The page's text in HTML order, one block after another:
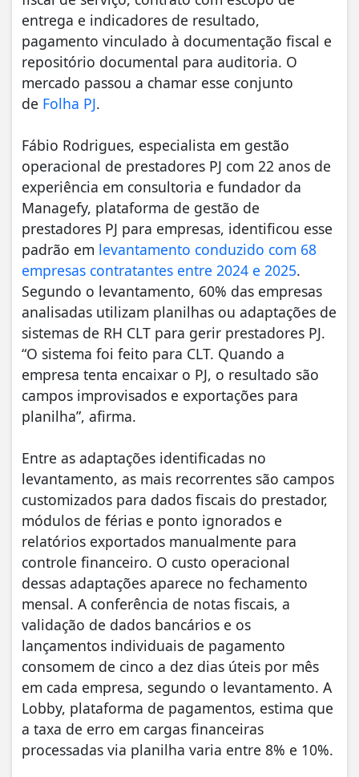
entrega e indicadores de resultado,
pagamento vinculado à documentação fiscal e
repositório documental para auditoria. O
mercado passou a chamar esse conjunto
de Folha PJ.
Fábio Rodrigues, especialista em gestão
operacional de prestadores PJ com 22 anos de
experiência em consultoria e fundador da
Managefy, plataforma de gestão de
prestadores PJ para empresas, identificou esse
padrão em levantamento conduzido com 68
empresas contratantes entre 2024 e 2025.
Segundo o levantamento, 60% das empresas
analisadas utilizam planilhas ou adaptações de
sistemas de RH CLT para gerir prestadores PJ.
“O sistema foi feito para CLT. Quando a
empresa tenta encaixar o PJ, o resultado são
campos improvisados e exportações para
planilha”, afirma.
Entre as adaptações identificadas no
levantamento, as mais recorrentes são campos
customizados para dados fiscais do prestador,
módulos de férias e ponto ignorados e
relatórios exportados manualmente para
controle financeiro. O custo operacional
dessas adaptações aparece no fechamento
mensal. A conferência de notas fiscais, a
validação de dados bancários e os
lançamentos individuais de pagamento
consomem de cinco a dez dias úteis por mês
em cada empresa, segundo o levantamento. A
Lobby, plataforma de pagamentos, estima que
a taxa de erro em cargas financeiras
processadas via planilha varia entre 8% e 10%.